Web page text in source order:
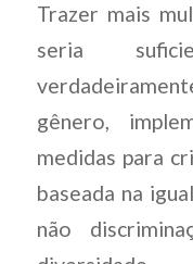
Trazer mais
seria
gênero,
medidas para
baseada na
não